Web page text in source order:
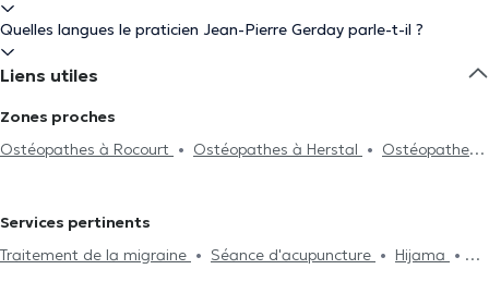
Quelles langues le praticien Jean-Pierre Gerday parle-t-il ?
Liens utiles
Zones proches
Ostéopathes à Rocourt
Ostéopathes à Herstal
Ostéopathes
Ostéopathes à Seraing
Flémalle
Ostéopathes à Crisnée
Ostéopathes à Engis
Services pertinents
Traitement de la migraine
Séance d'acupuncture
Hijama